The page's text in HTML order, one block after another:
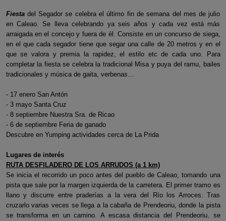
Fiestadel Segador se celebra el último fin de semana del mes de julio
en Caleao. Se lleva celebrando ya seis años y cada vez está más
arraigada en el concejo y fuera de él. Consiste en un concurso de siega,
en el que cada segador tiene que segar una calle de 20 metros y en el
que se valora y premia la rapidez, el estilo etc de cada uno. Para
completar la fiesta se celebra la tradicional Misa y puya del ramu, bailes
tradicionales y música de gaita, verbenas…
- 17 enero San Antón
- 3 mayo Santa Cruz
- 8 septiembre Nuestra Sra. de Ricao
- 6 de septiembre Feria de ganado
Descubre en Yumping actividades cerca de La Prida
Lugares de interés
RUTA DESFILADERO DE LOS ARRUDOS (a 1 km)
Se inicia el recorrido un poco antes del pueblo de Caleao, tomando una
pista que sale por la margen izquierda de la carretera. El primer tramo es
llano y discurre entre praderías a la vera del Río los Arroces. Tras
cruzarlo varias veces se llega a la cabaña de Prendeoriu, donde la pista
se transforma en un camino. A escasa distancia del Prendeoriu, se